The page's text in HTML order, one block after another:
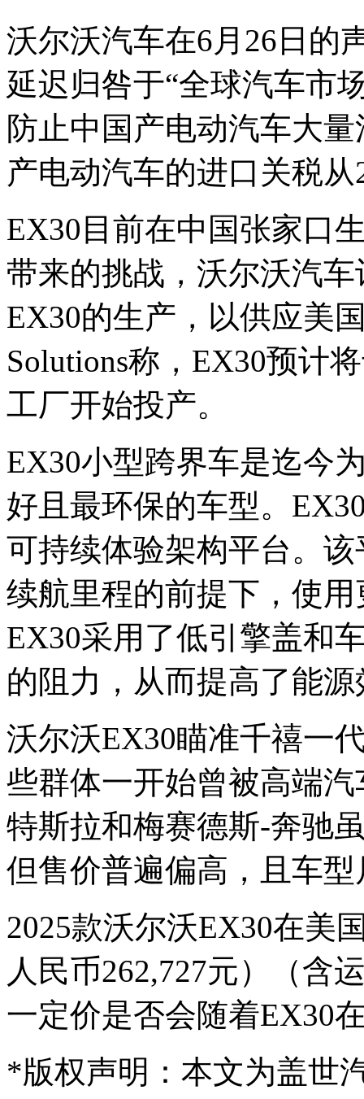
沃尔沃汽车在6月26日的
延迟归咎于“全球汽车市
防止中国产电动汽车大
产电动汽车的进口关税
EX30目前在中国张家口
带来的挑战，沃尔沃汽
EX30的生产，以供应美
Solutions称，EX30预计
工厂开始投产。
EX30小型跨界车是迄今
好且最环保的车型。
可持续体验架构平台。
续航里程的前提下，使
EX30采用了低引擎盖和
的阻力，从而提高了能源
沃尔沃EX30瞄准千禧一
些群体一开始曾被高端
特斯拉和梅赛德斯-奔驰
但售价普遍偏高，且车
2025款沃尔沃EX30在美
人民币262,727元）（含
一定价是否会随着EX30
*版权声明：本文为盖世